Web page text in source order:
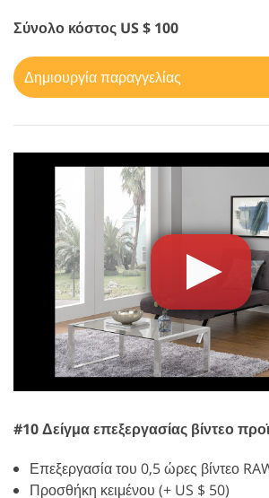
Σύνολο κόστος US $ 100
Δημιουργία παραγγελίας
#10 Δείγμα επεξεργασίας βίντεο
Επεξεργασία του 0,5 ώρες βίντεο
Προσθήκη κειμένου (+ US $ 50)